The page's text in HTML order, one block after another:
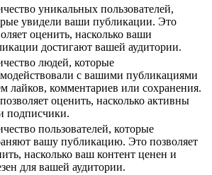
уникальных пользователей,
увидели ваши публикации. Это
оценить, насколько ваши
достигают вашей аудитории.
людей, которые
с вашими публикациями
лайков, комментариев или сохранения.
оценить, насколько активны
подписчики.
пользователей, которые
вашу публикацию. Это позволяет
насколько ваш контент ценен и
для вашей аудитории.